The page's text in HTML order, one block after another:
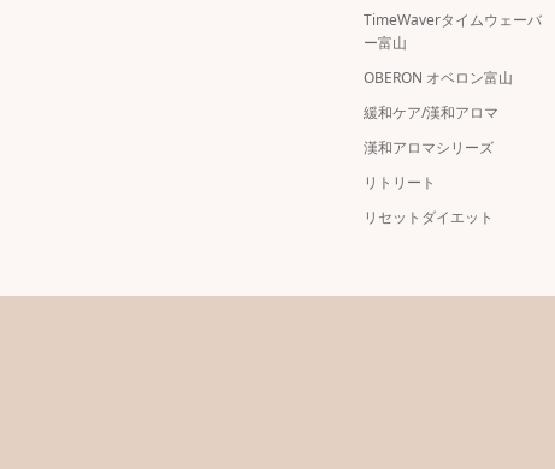
TimeWaverタイムウェーバ
ー富山
OBERON オベロン富山
緩和ケア/漢和アロマ
漢和アロマシリーズ
リトリート
リセットダイエット